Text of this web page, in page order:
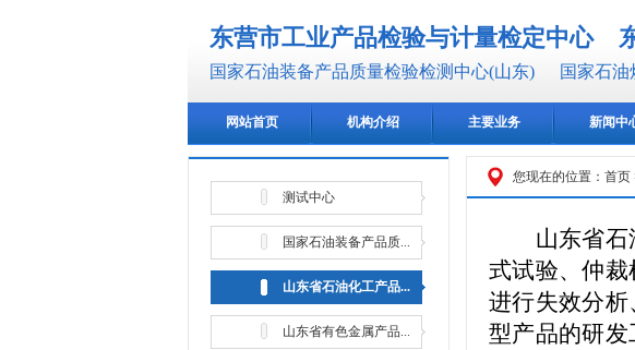
东营市工业产品检验与计量检定中心
国家石油装备产品质量检验检测中心(山东) 国家石
网站首页 机构介绍 主要业务 新闻中
测试中心
国家石油装备产品质...
山东省石油化工产品...
山东省有色金属产品...
您现在的位置： 首页
山东省
式试验、仲
进行失效分
型产品的研发